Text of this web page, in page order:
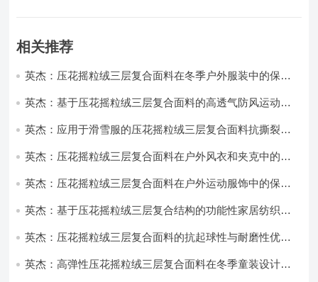
相关推荐
英杰：压花摇粒绒三层复合面料在冬季户外服装中的保暖
英杰：基于压花摇粒绒三层复合面料的高透气防风运动服
英杰：应用于滑雪服的压花摇粒绒三层复合面料抗撕裂与
英杰：压花摇粒绒三层复合面料在户外风衣和夹克中的应
英杰：压花摇粒绒三层复合面料在户外运动服饰中的保暖
英杰：基于压花摇粒绒三层复合结构的功能性家居纺织品
英杰：压花摇粒绒三层复合面料的抗起球性与耐磨性优化
英杰：高弹性压花摇粒绒三层复合面料在冬季童装设计中